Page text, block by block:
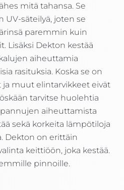
mitä tahansa. Se
UV-säteilyä, joten se
paremmin kuin
Lisäksi Dekton kestää
aiheuttamia
rasituksia. Koska se on
ja muut elintarvikkeet eivät
tarvitse huolehtia
aiheuttamista
sekä korkeita lämpötiloja
Dekton on erittäin
keittiöön, joka kestää.
pinnoille.